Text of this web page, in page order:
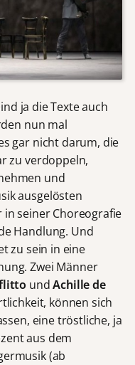
ja die Texte auch
nun mal
gar nicht darum, die
zu verdoppeln,
und
ausgelösten
seiner Choreografie
Handlung. Und
zu sein in eine
Zwei Männer
undAchille de
können sich
eine tröstliche, ja
aus dem
(ab